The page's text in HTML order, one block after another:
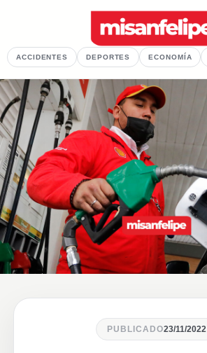
ACCIDENTES DEPORTES ECONOMÍA
PUBLICADO23/11/2022